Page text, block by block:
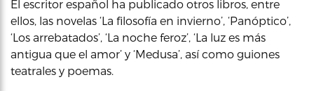
El escritor español ha publicado otros libros, entre
ellos, las novelas ‘La filosofía en invierno’, ‘Panóptico’,
‘Los arrebatados’, ‘La noche feroz’, ‘La luz es más
antigua que el amor’ y ‘Medusa’, así como guiones
teatrales y poemas.